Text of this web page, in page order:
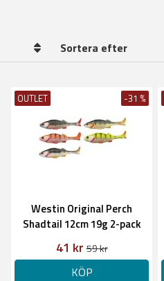
Sortera efter
OUTLET -31 %
Westin Original Perch
Shadtail 12cm 19g 2-pack
41 kr59 kr
KÖP